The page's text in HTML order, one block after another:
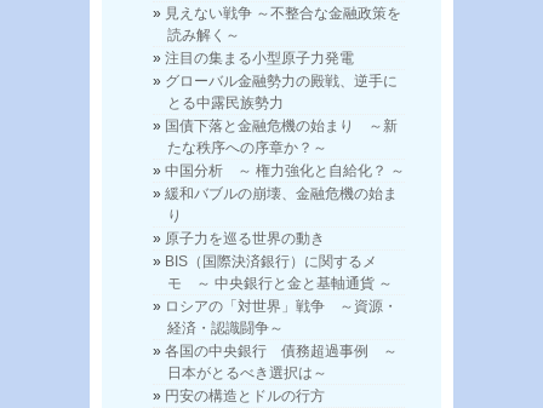
見えない戦争 ～不整合な金融政策を
読み解く～
注目の集まる小型原子力発電
グローバル金融勢力の殿戦、逆手に
とる中露民族勢力
国債下落と金融危機の始まり ～新
たな秩序への序章か？～
中国分析 ～ 権力強化と自給化？ ～
緩和バブルの崩壊、金融危機の始ま
り
原子力を巡る世界の動き
BIS（国際決済銀行）に関するメ
モ ～ 中央銀行と金と基軸通貨 ～
ロシアの「対世界」戦争 ～資源・
経済・認識闘争～
各国の中央銀行 債務超過事例 ～
日本がとるべき選択は～
円安の構造とドルの行方